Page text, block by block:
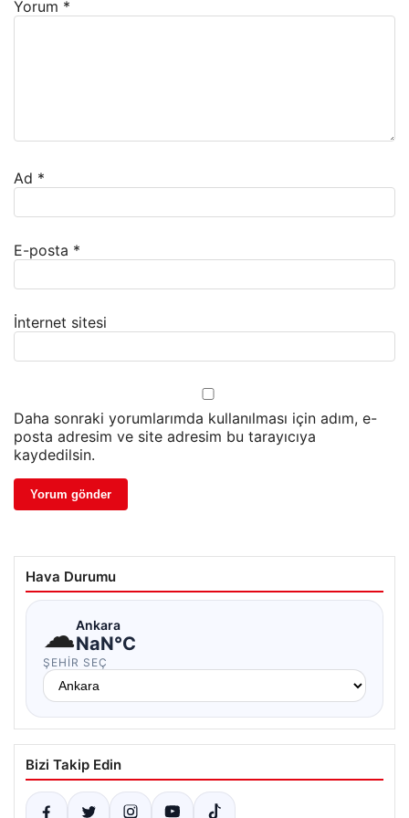
Yorum *
Ad *
E-posta *
İnternet sitesi
Daha sonraki yorumlarımda kullanılması için adım, e-
posta adresim ve site adresim bu tarayıcıya
kaydedilsin.
Hava Durumu
☁Ankara
NaN°C
ŞEHIR SEÇ
Bizi Takip Edin